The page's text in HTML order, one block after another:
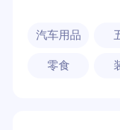
汽车用品
零食